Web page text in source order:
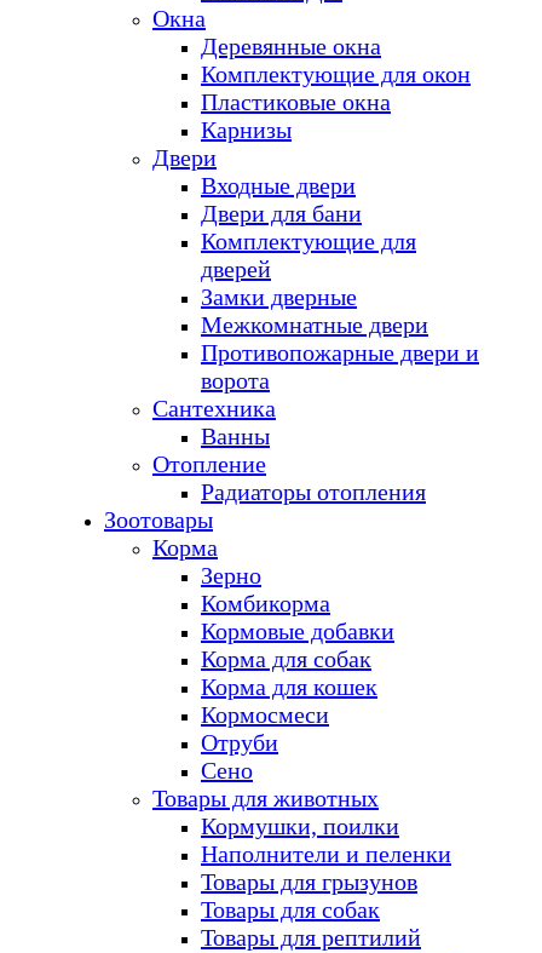
Окна
Деревянные окна
Комплектующие для окон
Пластиковые окна
Карнизы
Двери
Входные двери
Двери для бани
Комплектующие для
дверей
Замки дверные
Межкомнатные двери
Противопожарные двери и
ворота
Сантехника
Ванны
Отопление
Радиаторы отопления
Зоотовары
Корма
Зерно
Комбикорма
Кормовые добавки
Корма для собак
Корма для кошек
Кормосмеси
Отруби
Сено
Товары для животных
Кормушки, поилки
Наполнители и пеленки
Товары для грызунов
Товары для собак
Товары для рептилий